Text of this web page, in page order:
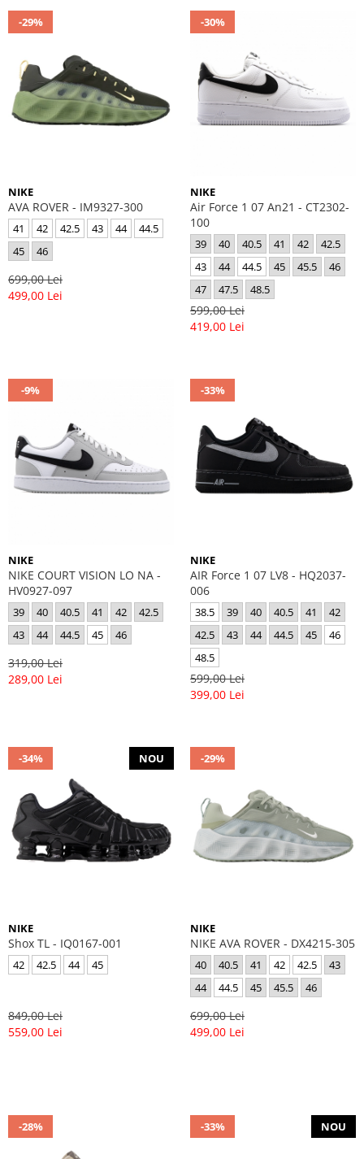
-29%
NIKE
AVA ROVER - IM9327-300
41 42 42.5 43 44
44.5
45
46
699,00 Lei
499,00 Lei
-30%
NIKE
Air Force 1 07 An21 - CT2302-
100
39 40 40.5 41 42
42.5
43
44 44.5 45 45.5
46
47
47.5 48.5
599,00 Lei
419,00 Lei
-9%
NIKE
NIKE COURT VISION LO NA -
HV0927-097
39 40 40.5 41 42
42.5
43
44 44.5 45 46
319,00 Lei
289,00 Lei
-33%
NIKE
AIR Force 1 07 LV8 - HQ2037-
006
38.5 39 40 40.5 41
42
42.5
43 44 44.5 45
46
48.5
599,00 Lei
399,00 Lei
-34% NOU
NIKE
Shox TL - IQ0167-001
42 42.5 44 45
849,00 Lei
559,00 Lei
-29%
NIKE
NIKE AVA ROVER - DX4215-305
40 40.5 41 42 42.5
43
44
44.5 45 45.5 46
699,00 Lei
499,00 Lei
-28% -33% NOU